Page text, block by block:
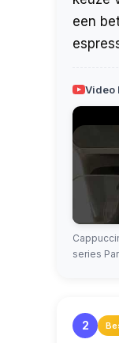
een
Video
series
2